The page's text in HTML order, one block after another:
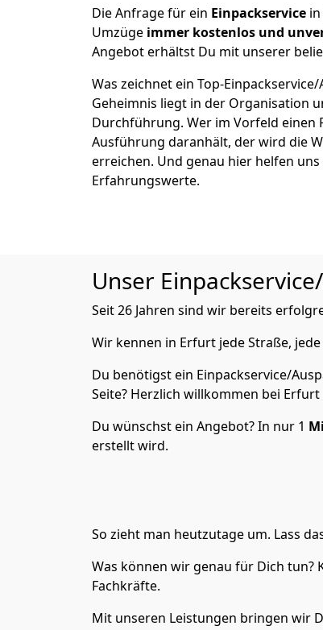
Die Anfrage für ein Einpackservice
Umzüge immer kostenlos und
Angebot erhältst Du mit unserer
Was zeichnet ein Top-
Geheimnis liegt in der Organisation
Durchführung. Wer im Vorfeld einen
Ausführung daranhält, der wird die
erreichen. Und genau hier helfen
Erfahrungswerte.
Unser
Seit 26 Jahren sind wir bereits
Wir kennen in Erfurt jede Straße,
Du benötigst ein Einpackservice/
Seite? Herzlich willkommen bei
Du wünschst ein Angebot? In nur 1
erstellt wird.
So zieht man heutzutage um. Lass
Was können wir genau für Dich tun?
Fachkräfte.
Mit unseren Leistungen bringen wir